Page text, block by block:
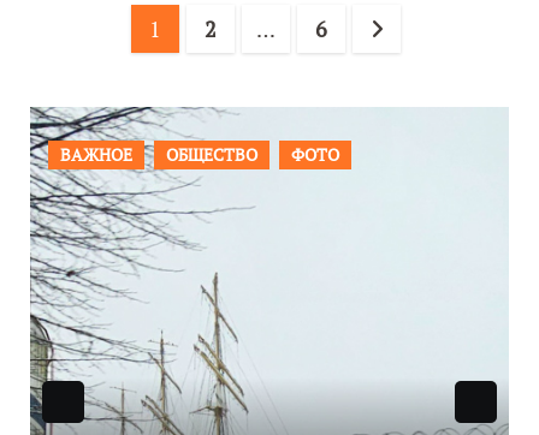
Пагинация
1 2 … 6
ПРОИСШЕСТВИЯ ФОТО